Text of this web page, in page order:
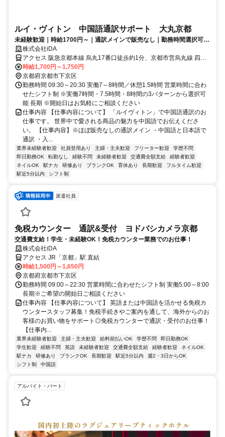
ルイ・ヴィトン 中国語通訳サポート 大丸京都
未経験歓迎｜時給1700円～｜通訳メインで販売なし｜勤務時間選択可能
｜社員登用有
株式会社iDA
アクセス 阪急京都本線 烏丸17番口徒歩約1分、京都市営烏丸線 四条
（京都市営）2番口徒歩約4分、阪急京都本線 京都河原町12番口徒歩
約4分 阪急京都線「烏丸駅」より徒歩1分、地下鉄烏丸線「四条駅」
より地下道直結で徒歩2分
時給1,700円～1,750円
京都府京都市下京区
勤務時間 09:30～20:30 実働7～8時間／休憩1.5時間 営業時間に合わ
せたシフト制 ※実働7時間・7.5時間・8時間の3パターンから選択可
能 長期 ※開始日はお気軽にご相談ください
仕事内容 【仕事内容について】 「ルイヴィトン」で中国語通訳のお
仕事です。 世界中で愛される商品の魅力を中国語でお伝えくださ
い。 【仕事内容】※ほぼ販売なしの通訳メイン ・中国語と日本語で
通訳 ・入...
業界未経験者歓迎 社員登用あり 主婦・主夫歓迎 フリーター歓迎
学歴不問
即日勤務OK
転勤なし 経験不問 未経験者歓迎 交通費全額支給
経験者歓迎
ネイルOK
駅ナカ 研修あり ブランクOK 育休あり 長期歓迎
フルタイム歓迎
駅近5分以内
シフト制
派遣社員
免税カウンター 通訳&受付 ヨドバシカメラ京都
交通費支給！学生・未経験OK！免税カウンター業務でのお仕事！
株式会社iDA
アクセス JR「京都」駅 直結
時給1,500円～1,650円
京都府京都市下京区
勤務時間 09:00～22:30 営業時間に合わせたシフト制 実働5:00～8:00
長期※ご希望の開始日ご相談ください
仕事内容 【仕事内容について】 英語または中国語を活かせる免税カ
ウンタースタッフ募集！免税手続きやご案内を通して、海外からのお
客様のお買い物をサポート◎免税カウンターで通訳・受付のお仕事！
【仕事内...
業界未経験者歓迎 主婦・主夫歓迎 給料前払いOK 学歴不問
即日勤務OK
学生歓迎
経験不問 英語 未経験者歓迎 交通費全額支給 経験者歓迎
ネイルOK
駅ナカ
研修あり ブランクOK 長期歓迎 駅近5分以内
週2・3日からOK
シフト制
中国語
アルバイト・パート